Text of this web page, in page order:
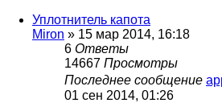
Уплотнитель капота
Miron » 15 мар 2014, 16:18
6 Ответы
14667 Просмотры
Последнее сообщение
01 сен 2014, 01:26